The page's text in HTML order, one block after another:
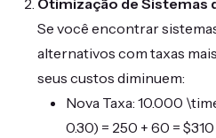
Otimização de Sistemas
Se você encontrar
alternativos com taxas
seus custos diminuem:
Nova Taxa: 10.000
0.30) = 250 + 60 = $310